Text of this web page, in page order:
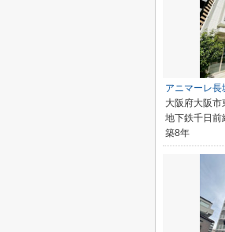
アニマーレ長
大阪府大阪市
地下鉄千日前
築8年